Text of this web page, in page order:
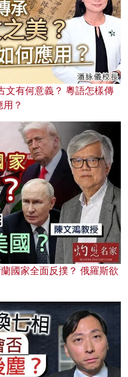
文有何意義？ 粵語怎樣傳
？
國家全面反撲？ 俄羅斯欲